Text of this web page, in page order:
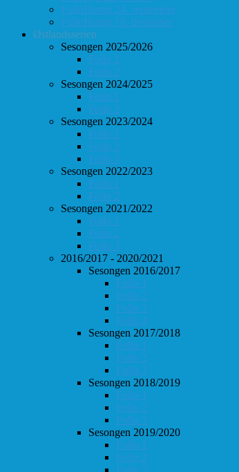
FolloHurtig 24. september
FolloHurtig 10. desember
Østlandsserien
Sesongen 2025/2026
Follo 1
Follo 2
Sesongen 2024/2025
Follo 1
Follo 2
Sesongen 2023/2024
Follo 1
Follo 2
Follo 3
Sesongen 2022/2023
Follo 1
Follo 2
Sesongen 2021/2022
Follo 1
Follo 2
Follo 3
2016/2017 - 2020/2021
Sesongen 2016/2017
Follo 1
Follo 2
Follo 3
Follo 4
Sesongen 2017/2018
Follo 1
Follo 2
Follo 3
Sesongen 2018/2019
Follo 1
Follo 2
Follo 3
Sesongen 2019/2020
Follo 1
Follo 2
Follo 3